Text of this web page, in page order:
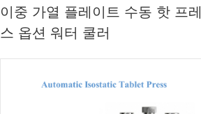
이중 가열 플레이트 수동 핫 프레
스 옵션 워터 쿨러